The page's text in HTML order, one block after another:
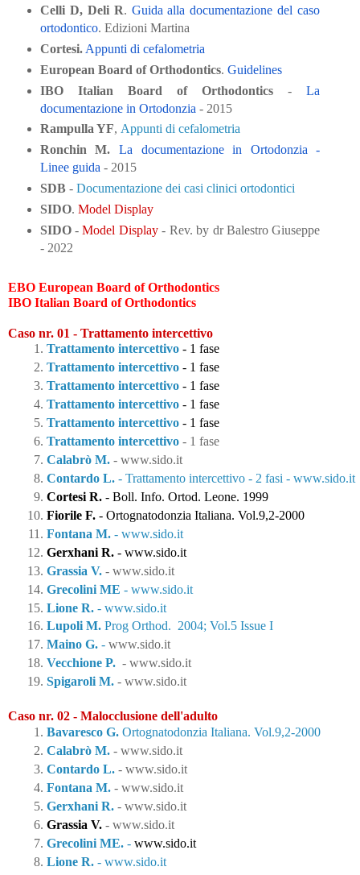
Celli D, Deli R. Guida alla documentazione del caso
ortodontico. Edizioni Martina
Cortesi. Appunti di cefalometria
European Board of Orthodontics. Guidelines
IBO Italian Board of Orthodontics - La
documentazione in Ortodonzia - 2015
Rampulla YF, Appunti di cefalometria
Ronchin M.
La documentazione in Ortodonzia -
Linee guida - 2015
SDB - Documentazione dei casi clinici ortodontici
SIDO. Model Display
SIDO - Model Display - Rev. by dr Balestro Giuseppe
- 2022
EBO European Board of Orthodontics
IBO Italian Board of Orthodontics
Caso nr. 01 - Trattamento intercettivo
Trattamento intercettivo - 1 fase
Trattamento intercettivo - 1 fase
Trattamento intercettivo - 1 fase
Trattamento intercettivo - 1 fase
Trattamento intercettivo - 1 fase
Trattamento intercettivo - 1 fase
Calabrò M. - www.sido.it
Contardo L. - Trattamento intercettivo - 2 fasi - www.sido.it
Cortesi R. - Boll. Info. Ortod. Leone. 1999
Fiorile F. - Ortognatodonzia Italiana. Vol.9,2-2000
Fontana M. - www.sido.it
Gerxhani R. - www.sido.it
Grassia V. - www.sido.it
Grecolini ME - www.sido.it
Lione R. - www.sido.it
Lupoli M. Prog Orthod.  2004; Vol.5 Issue I
Maino G. - www.sido.it
Vecchione P. - www.sido.it
Spigaroli M. - www.sido.it
Caso nr. 02 - Malocclusione dell'adulto
Bavaresco G. Ortognatodonzia Italiana. Vol.9,2-2000
Calabrò M. - www.sido.it
Contardo L. - www.sido.it
Fontana M. - www.sido.it
Gerxhani R. - www.sido.it
Grassia V. - www.sido.it
Grecolini ME. - www.sido.it
Lione R. - www.sido.it